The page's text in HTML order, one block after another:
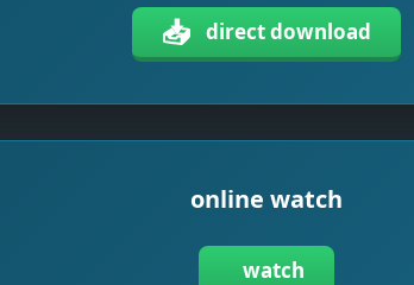
📥 direct download
online watch
watch